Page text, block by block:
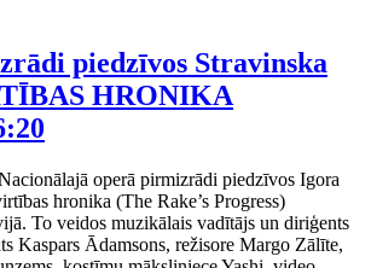
piedzīvos Stravinska
HRONIKA
operā pirmizrādi piedzīvos Igora
hronika (The Rake’s Progress)
To veidos muzikālais vadītājs un diriģents
Kaspars Ādamsons, režisore Margo Zālīte,